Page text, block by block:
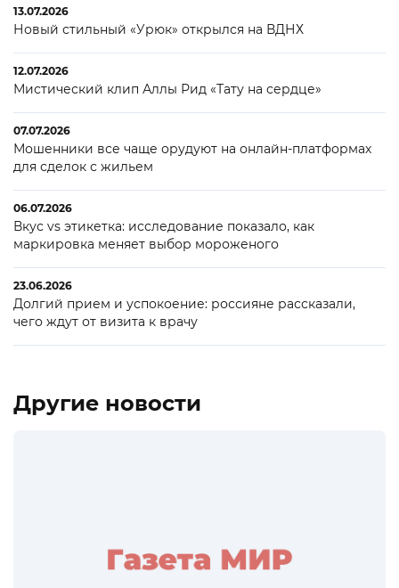
13.07.2026
Новый стильный «Урюк» открылся на ВДНХ
12.07.2026
Мистический клип Аллы Рид «Тату на сердце»
07.07.2026
Мошенники все чаще орудуют на онлайн-платформах
для сделок с жильем
06.07.2026
Вкус vs этикетка: исследование показало, как
маркировка меняет выбор мороженого
23.06.2026
Долгий прием и успокоение: россияне рассказали,
чего ждут от визита к врачу
Другие новости